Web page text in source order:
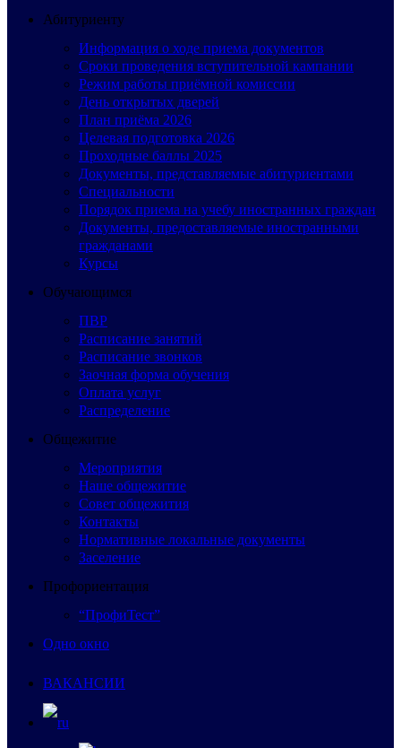
Абитуриенту
Информация о ходе приема документов
Сроки проведения вступительной кампании
Режим работы приёмной комиссии
День открытых дверей
План приёма 2026
Целевая подготовка 2026
Проходные баллы 2025
Документы, представляемые абитуриентами
Специальности
Порядок приема на учебу иностранных граждан
Документы, предоставляемые иностранными
гражданами
Курсы
Обучающимся
ПВР
Расписание занятий
Расписание звонков
Заочная форма обучения
Оплата услуг
Распределение
Общежитие
Мероприятия
Наше общежитие
Совет общежития
Контакты
Нормативные локальные документы
Заселение
Профориентация
“ПрофиТест”
Одно окно
ВАКАНСИИ